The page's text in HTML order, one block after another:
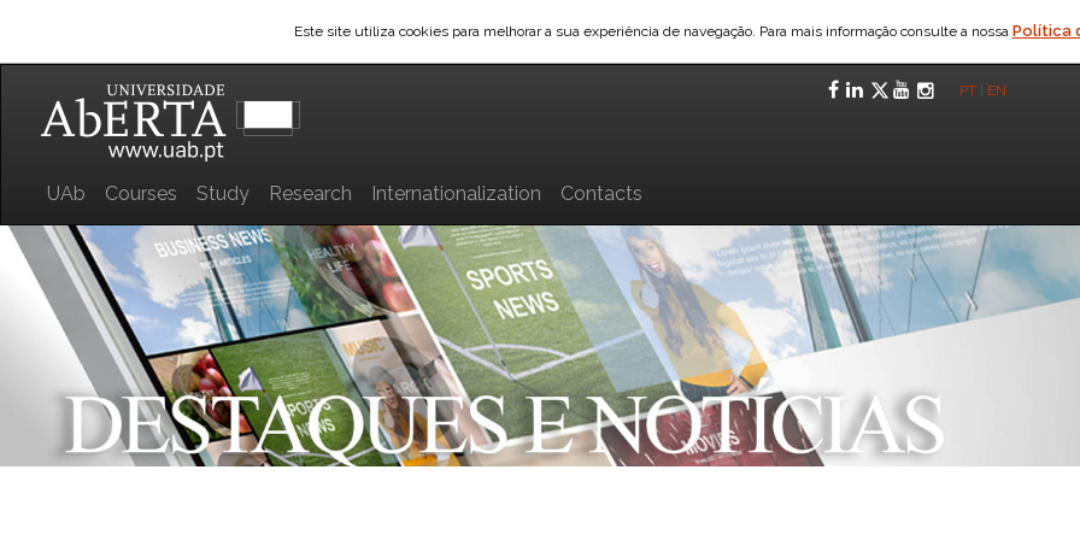
Este site utiliza cookies para melhorar a sua experiência de navegação. Para mais informação consulte a nossa Política
Facebook
LinkedIn
Twitter
YouTube
PT EN
UAb Courses Study Research Internationalization Contacts